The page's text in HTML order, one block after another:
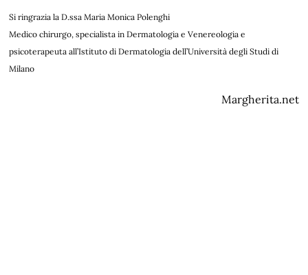
Si ringrazia la D.ssa Maria Monica Polenghi
Medico chirurgo, specialista in Dermatologia e Venereologia e
psicoterapeuta all’Istituto di Dermatologia dell’Università degli Studi di
Milano
Margherita.net